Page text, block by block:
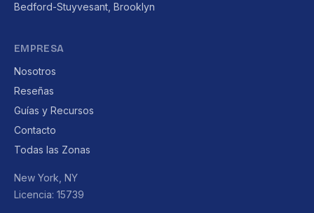
Bedford-Stuyvesant, Brooklyn
EMPRESA
Nosotros
Reseñas
Guías y Recursos
Contacto
Todas las Zonas
New York, NY
Licencia: 15739